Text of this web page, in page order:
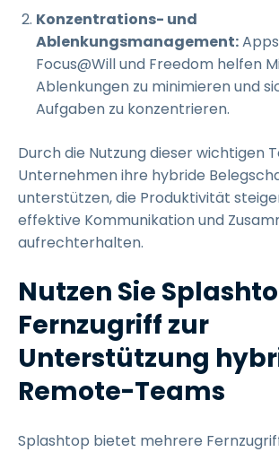
Konzentrations- und
Ablenkungsmanagement:
Focus@Will und Freedom helfen
Ablenkungen zu minimieren und
Aufgaben zu konzentrieren.
Durch die Nutzung dieser wichtigen
Unternehmen ihre hybride
unterstützen, die Produktivität
effektive Kommunikation und
aufrechterhalten.
Nutzen Sie
Fernzugriff zur
Unterstützung
Remote-Teams
Splashtop bietet mehrere